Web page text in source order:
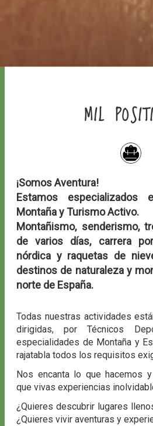
MIL
¡Somos Aventura!
Estamos especializados
Montaña y Turismo Activo.
Montañismo, senderismo,
de varios días, carrera
nórdica y raquetas de
destinos de naturaleza y
norte de España.
Todas nuestras actividades
dirigidas, por Técnicos
especialidades de Montaña y
rajatabla todos los requisitos
Nos encanta lo que hacemos
que vivas experiencias
¿Quieres descubrir lugares
¿Quieres vivir aventuras y